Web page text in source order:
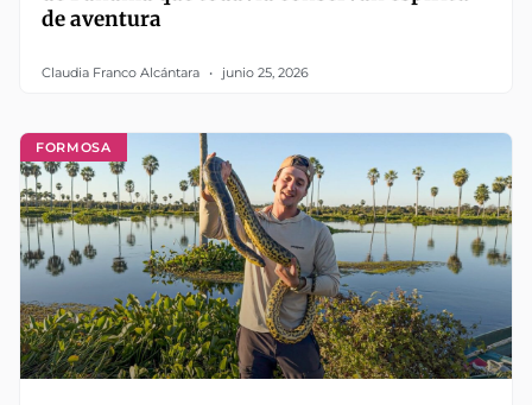
de aventura
Claudia Franco Alcántara junio 25, 2026
FORMOSA